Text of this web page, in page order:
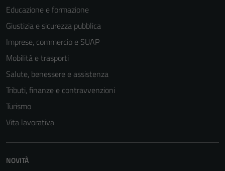
Educazione e formazione
Giustizia e sicurezza pubblica
Imprese, commercio e SUAP
Mobilità e trasporti
Salute, benessere e assistenza
Tributi, finanze e contravvenzioni
Turismo
Vita lavorativa
NOVITÀ